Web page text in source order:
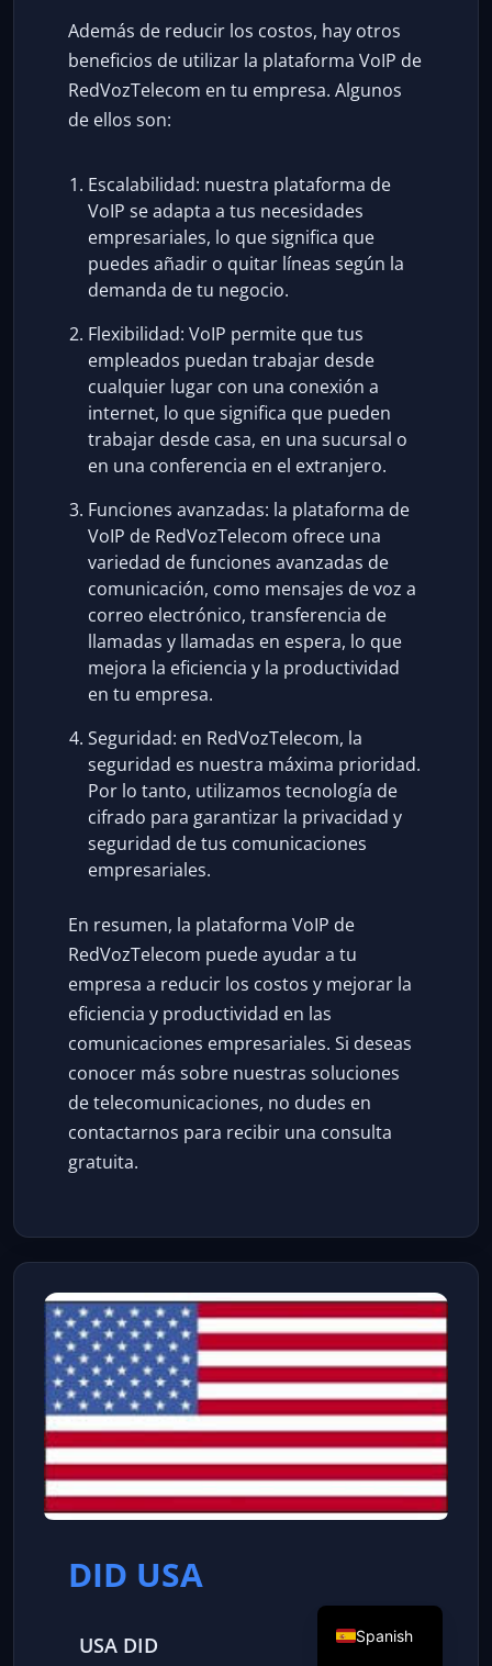
Además de reducir los costos, hay otros
beneficios de utilizar la plataforma VoIP de
RedVozTelecom en tu empresa. Algunos
de ellos son:
Escalabilidad: nuestra plataforma de
VoIP se adapta a tus necesidades
empresariales, lo que significa que
puedes añadir o quitar líneas según la
demanda de tu negocio.
Flexibilidad: VoIP permite que tus
empleados puedan trabajar desde
cualquier lugar con una conexión a
internet, lo que significa que pueden
trabajar desde casa, en una sucursal o
en una conferencia en el extranjero.
Funciones avanzadas: la plataforma de
VoIP de RedVozTelecom ofrece una
variedad de funciones avanzadas de
comunicación, como mensajes de voz a
correo electrónico, transferencia de
llamadas y llamadas en espera, lo que
mejora la eficiencia y la productividad
en tu empresa.
Seguridad: en RedVozTelecom, la
seguridad es nuestra máxima prioridad.
Por lo tanto, utilizamos tecnología de
cifrado para garantizar la privacidad y
seguridad de tus comunicaciones
empresariales.
En resumen, la plataforma VoIP de
RedVozTelecom puede ayudar a tu
empresa a reducir los costos y mejorar la
eficiencia y productividad en las
comunicaciones empresariales. Si deseas
conocer más sobre nuestras soluciones
de telecomunicaciones, no dudes en
contactarnos para recibir una consulta
gratuita.
DID USA
USA DID Spanish